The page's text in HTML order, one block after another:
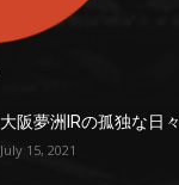
大阪夢洲IRの孤独な日々
July 15, 2021